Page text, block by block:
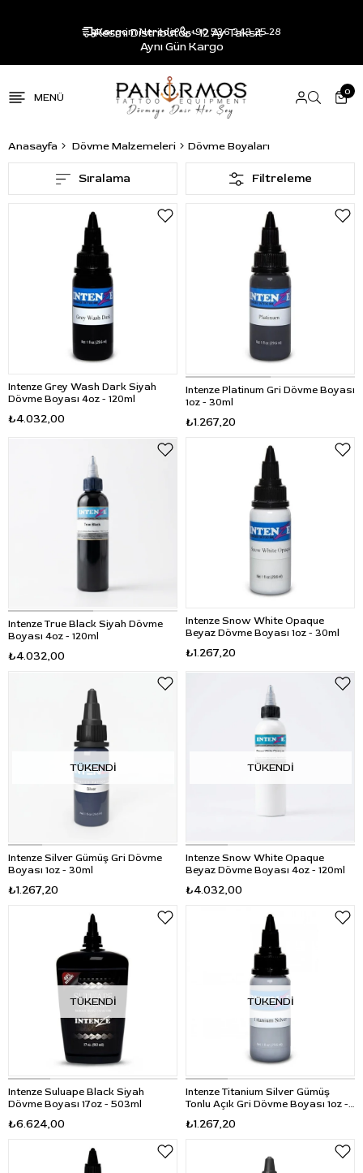
Resmi Distribütör - 12 Ay Taksit -
Aynı Gün Kargo
Kargom Nerede? +90 536 343 25 28
0
Anasayfa Dövme Malzemeleri Dövme Boyaları
Filtreleme
Sıralama
Intenze Grey Wash Dark Siyah
Dövme Boyası 4oz - 120ml
₺4.032,00
Intenze Platinum Gri Dövme Boyası
1oz - 30ml
₺1.267,20
Intenze True Black Siyah Dövme
Boyası 4oz - 120ml
₺4.032,00
Intenze Snow White Opaque
Beyaz Dövme Boyası 1oz - 30ml
₺1.267,20
TÜKENDI
Intenze Silver Gümüş Gri Dövme
Boyası 1oz - 30ml
₺1.267,20
TÜKENDI
Intenze Snow White Opaque
Beyaz Dövme Boyası 4oz - 120ml
₺4.032,00
TÜKENDI
Intenze Suluape Black Siyah
Dövme Boyası 17oz - 503ml
₺6.624,00
TÜKENDI
Intenze Titanium Silver Gümüş
Tonlu Açık Gri Dövme Boyası 1oz -
₺1.267,20